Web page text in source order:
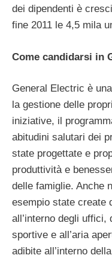
dei dipendenti è
fine 2011 le 4,5 mila
Come candidarsi in
General Electric è
la gestione delle
iniziative, il
abitudini salutari dei
state progettate e
produttività e
delle famiglie. Anche
esempio state create
all’interno degli
sportive e all’aria
adibite all’interno